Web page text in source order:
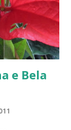
e Bela